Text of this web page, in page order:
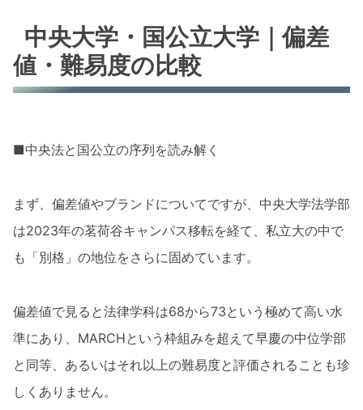
中央大学・国公立大学｜偏差
値・難易度の比較
■中央法と国公立の序列を読み解く
まず、偏差値やブランドについてですが、中央大学法学部
は2023年の茗荷谷キャンパス移転を経て、私立大の中で
も「別格」の地位をさらに固めています。
偏差値で見ると法律学科は68から73という極めて高い水
準にあり、MARCHという枠組みを超えて早慶の中位学部
と同等、あるいはそれ以上の難易度と評価されることも珍
しくありません。